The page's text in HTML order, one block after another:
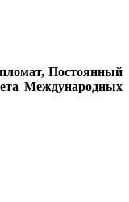
Постоянный
Международных